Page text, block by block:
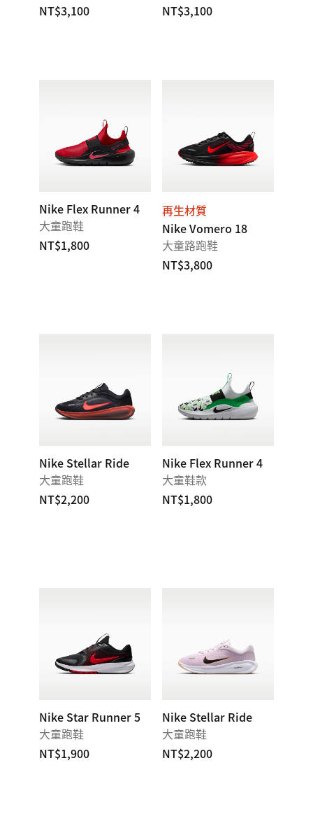
NT$3,100
NT$3,100
Nike Flex Runner 4
大童跑鞋
NT$1,800
再生材質
Nike Vomero 18
大童路跑鞋
NT$3,800
Nike Stellar Ride
大童跑鞋
NT$2,200
Nike Flex Runner 4
大童鞋款
NT$1,800
Nike Star Runner 5
大童跑鞋
NT$1,900
Nike Stellar Ride
大童跑鞋
NT$2,200